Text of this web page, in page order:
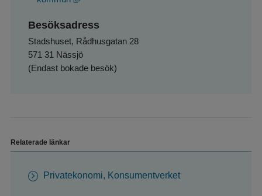
Besöksadress
Stadshuset, Rådhusgatan 28
571 31 Nässjö
(Endast bokade besök)
Relaterade länkar
Privatekonomi, Konsumentverket